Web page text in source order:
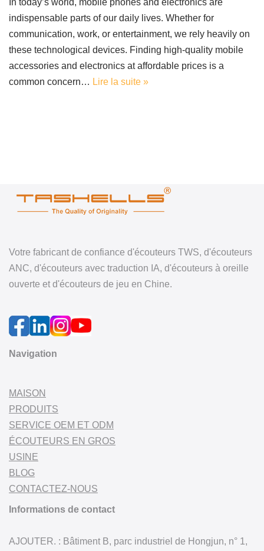
In today’s world, mobile phones and electronics are
indispensable parts of our daily lives. Whether for
communication, work, or entertainment, we rely heavily on
these technological devices. Finding high-quality mobile
accessories and electronics at affordable prices is a
common concern… Lire la suite »
Votre fabricant de confiance d'écouteurs TWS, d'écouteurs
ANC, d'écouteurs avec traduction IA, d'écouteurs à oreille
ouverte et d'écouteurs de jeu en Chine.
Navigation
MAISON
PRODUITS
SERVICE OEM ET ODM
ÉCOUTEURS EN GROS
USINE
BLOG
CONTACTEZ-NOUS
Informations de contact
AJOUTER. : Bâtiment B, parc industriel de Hongjun, n° 1,